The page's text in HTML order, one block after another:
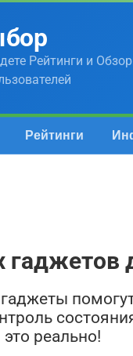
Рейтинги и
Рейтинги
гаджетов
реально!